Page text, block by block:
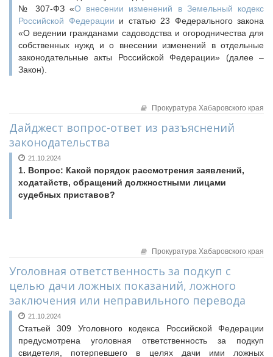
№ 307-ФЗ «О внесении изменений в Земельный кодекс
Российской Федерации и статью 23 Федерального закона
«О ведении гражданами садоводства и огородничества для
собственных нужд и о внесении изменений в отдельные
законодательные акты Российской Федерации» (далее –
Закон).
Прокуратура Хабаровского края
Дайджест вопрос-ответ из разъяснений
законодательства
21.10.2024
1. Вопрос: Какой порядок рассмотрения заявлений,
ходатайств, обращений должностными лицами
судебных приставов?
Прокуратура Хабаровского края
Уголовная ответственность за подкуп с
целью дачи ложных показаний, ложного
заключения или неправильного перевода
21.10.2024
Статьей 309 Уголовного кодекса Российской Федерации
предусмотрена уголовная ответственность за подкуп
свидетеля, потерпевшего в целях дачи ими ложных